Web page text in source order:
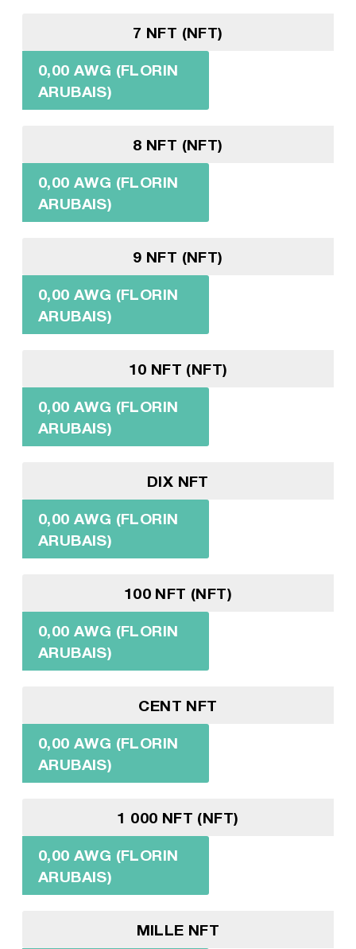
7 NFT (NFT)
0,00 AWG (FLORIN
ARUBAIS)
8 NFT (NFT)
0,00 AWG (FLORIN
ARUBAIS)
9 NFT (NFT)
0,00 AWG (FLORIN
ARUBAIS)
10 NFT (NFT)
0,00 AWG (FLORIN
ARUBAIS)
DIX NFT
0,00 AWG (FLORIN
ARUBAIS)
100 NFT (NFT)
0,00 AWG (FLORIN
ARUBAIS)
CENT NFT
0,00 AWG (FLORIN
ARUBAIS)
1 000 NFT (NFT)
0,00 AWG (FLORIN
ARUBAIS)
MILLE NFT